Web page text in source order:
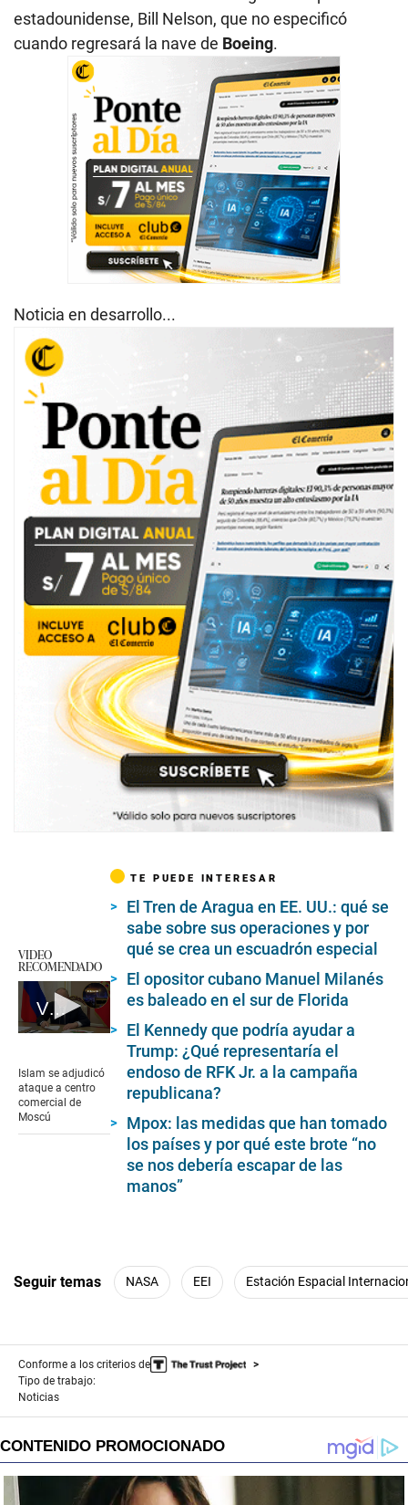
estadounidense, Bill Nelson, que no especificó
cuando regresará la nave de Boeing.
Noticia en desarrollo...
VIDEO
RECOMENDADO
Vladimir Putin acepta ataque a centro comercial por parte del islamismo radical
of
1
minute,
21
Islam se adjudicó
ataque a centro
comercial de
Moscú
TE PUEDE INTERESAR
El Tren de Aragua en EE. UU.: qué se
sabe sobre sus operaciones y por
qué se crea un escuadrón especial
El opositor cubano Manuel Milanés
es baleado en el sur de Florida
El Kennedy que podría ayudar a
Trump: ¿Qué representaría el
endoso de RFK Jr. a la campaña
republicana?
Mpox: las medidas que han tomado
los países y por qué este brote “no
se nos debería escapar de las
manos”
Seguir temas NASA EEI Estación Espacial
Conforme a los criterios de
Tipo de trabajo:
Noticias